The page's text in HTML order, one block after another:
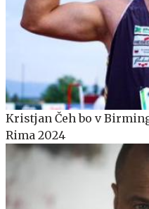
Kristjan Čeh bo v
Rima 2024